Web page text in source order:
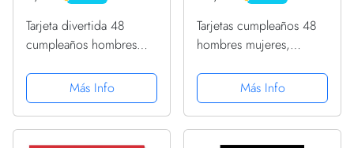
Tarjeta divertida 48
cumpleaños hombres
Legend – Tarjeta
felicitación 48
cumpleaños él, ella,
Más Info
Tarjetas cumpleaños 48
hombres mujeres,
a perfección, 48 tarjetas
cumpleaños divertidas
ella, 145 mm x 145 mm,
Más Info